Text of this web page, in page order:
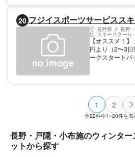
20 フジイスポーツサービスス
長野県 長野
スキースクール
【オススメ！
円より（2〜3
ークスタート
に楽しく指導さ
ースクールです。
1 2
全22件中1~20件を表
長野・戸隠・小布施のウィンタ
ットから探す